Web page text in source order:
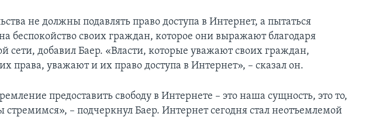
не должны подавлять право доступа в Интернет, а пытаться
беспокойство своих граждан, которое они выражают благодаря
сети, добавил Баер. «Власти, которые уважают своих граждан,
права, уважают и их право доступа в Интернет», – сказал он.
предоставить свободу в Интернете – это наша сущность, это то,
– подчеркнул Баер. Интернет сегодня стал неотъемлемой